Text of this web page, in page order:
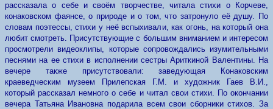
рассказала о себе и своём творчестве, читала стихи о Корчеве,
конаковском фаянсе, о природе и о том, что затронуло её душу. По
словам поэтессы, стихи у неё вспыхивали, как огонь, на который она
любит смотреть. Присутствующие с большим вниманием и интересом
просмотрели видеоклипы, которые сопровождались изумительными
песнями на ее стихи в исполнении сестры Ариткиной Валентины. На
вечере также присутствовали: заведующая Конаковским
краеведческим музеем Прилепская Г.М. и художник Гаев В.И.,
который рассказал немного о себе и читал свои стихи. По окончании
вечера Татьяна Ивановна подарила всем свои сборники стихов. За